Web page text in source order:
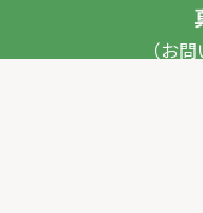
（お